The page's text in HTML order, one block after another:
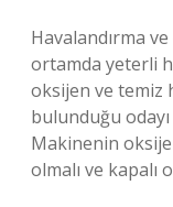
Havalandırma
ortamda yeterli
oksijen ve temiz
bulunduğu odayı
Makinenin
olmalı ve kapalı